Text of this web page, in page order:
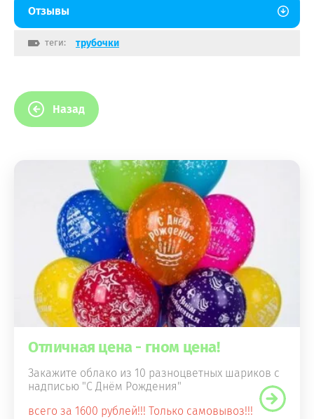
Отзывы
теги: трубочки
Назад
Отличная цена - гном цена!
Закажите облако из 10 разноцветных шариков с
надписью "С Днём Рождения"
всего за 1600 рублей!!! Только самовывоз!!!